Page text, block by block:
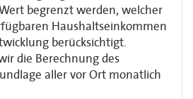
begrenzt werden, welcher
Haushaltseinkommen
berücksichtigt.
die Berechnung des
aller vor Ort monatlich